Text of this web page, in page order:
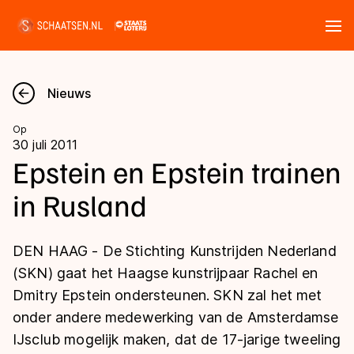
Nieuws
Kalender
Disciplines
Langebaan
Shorttrack
Inlineskaten
Uitslagen
Langebaan
Shorttrack
Marathon
Tijden & historie
Ranglijsten Langebaan
Nieuws
Op
30 juli 2011
Epstein en Epstein trainen
in Rusland
DEN HAAG - De Stichting Kunstrijden Nederland
(SKN) gaat het Haagse kunstrijpaar Rachel en
Dmitry Epstein ondersteunen. SKN zal het met
onder andere medewerking van de Amsterdamse
IJsclub mogelijk maken, dat de 17-jarige tweeling